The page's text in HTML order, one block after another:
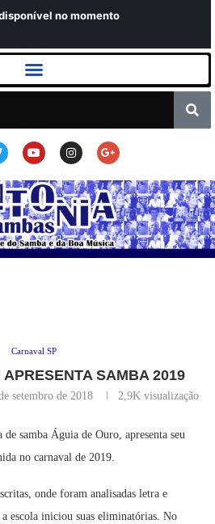
Carnaval SP
SAMBA 2019
setembro de 2018 2,9K visualização
samba Águia de Ouro, apresenta seu
no carnaval de 2019.
onde foram analisadas letra e
escola iniciou suas eliminatórias. No